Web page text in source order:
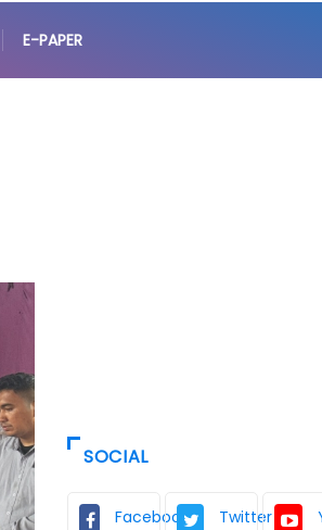
E-PAPER
SOCIAL
Facebook Twitter